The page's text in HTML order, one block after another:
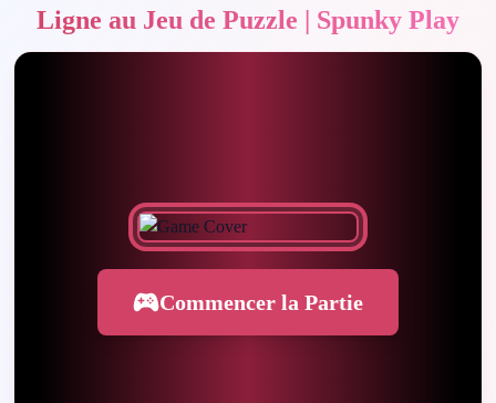
Ligne au Jeu de Puzzle | Spunky Play
Commencer la Partie